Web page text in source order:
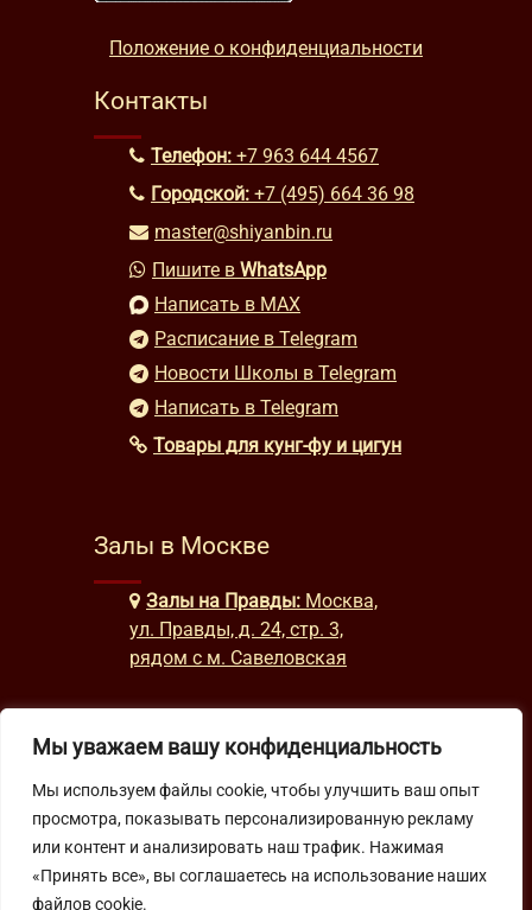
Мы уважаем вашу конфиденциальность
Мы используем файлы cookie, чтобы улучшить ваш опыт
просмотра, показывать персонализированную рекламу
или контент и анализировать наш трафик. Нажимая
«Принять все», вы соглашаетесь на использование наших
файлов cookie.
Положение о конфиденциальности
Контакты
Телефон: +7 963 644 4567
Городской: +7 (495) 664 36 98
master@shiyanbin.ru
Пишите в WhatsApp
Написать в MAX
Расписание в Telegram
Новости Школы в Telegram
Написать в Telegram
Товары для кунг-фу и цигун
Залы в Москве
Залы на Правды: Москва,
ул. Правды, д. 24, стр. 3,
рядом с м. Савеловская
Часы работы
будни: с 9:00 до 22:00
выходные: с 10:00 до 19:30
Подпишитесь на нашу рассылку